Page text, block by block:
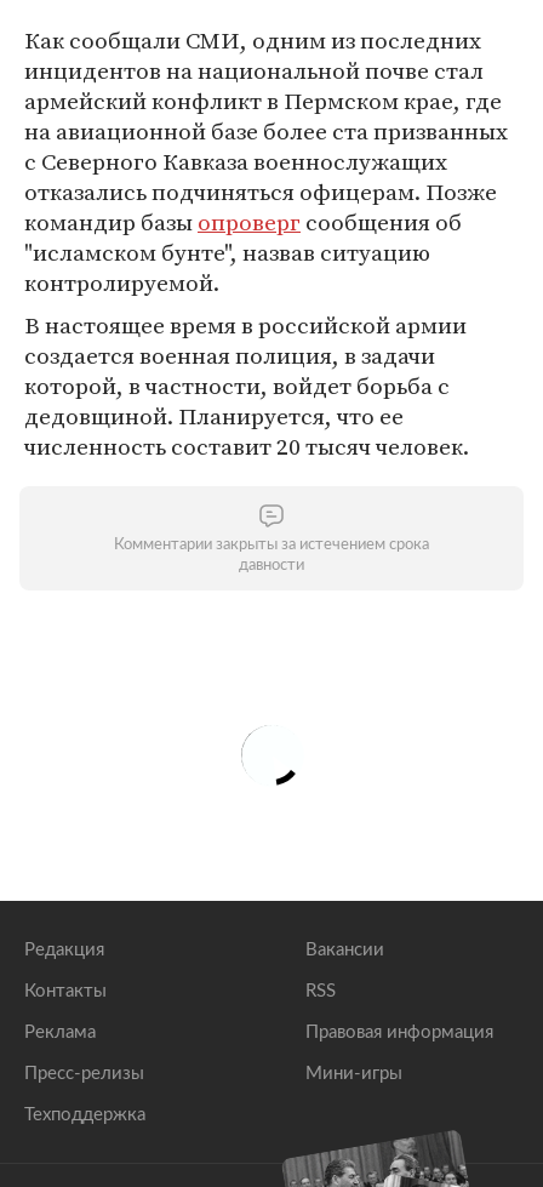
Как сообщали СМИ, одним из последних
инцидентов на национальной почве стал
армейский конфликт в Пермском крае, где
на авиационной базе более ста призванных
с Северного Кавказа военнослужащих
отказались подчиняться офицерам. Позже
командир базыопроверг сообщения об
"исламском бунте", назвав ситуацию
контролируемой.
В настоящее время в российской армии
создается военная полиция, в задачи
которой, в частности, войдет борьба с
дедовщиной. Планируется, что ее
численность составит 20 тысяч человек.
Комментарии закрыты за истечением срока
давности
Редакция
Контакты
Реклама
Пресс-релизы
Техподдержка
Вакансии
RSS
Правовая информация
Мини-игры